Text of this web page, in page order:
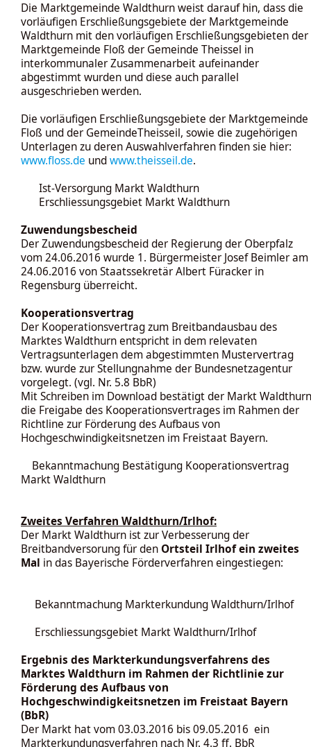
Die Marktgemeinde Waldthurn weist darauf hin, dass die
vorläufigen Erschließungsgebiete der Marktgemeinde
Waldthurn mit den vorläufigen Erschließungsgebieten der
Marktgemeinde Floß der Gemeinde Theissel in
interkommunaler Zusammenarbeit aufeinander
abgestimmt wurden und diese auch parallel
ausgeschrieben werden.
Die vorläufigen Erschließungsgebiete der Marktgemeinde
Floß und der GemeindeTheisseil, sowie die zugehörigen
Unterlagen zu deren Auswahlverfahren finden sie hier:
www.floss.de undwww.theisseil.de.
Ist-Versorgung Markt Waldthurn
Erschliessungsgebiet Markt Waldthurn
Zuwendungsbescheid
Der Zuwendungsbescheid der Regierung der Oberpfalz
vom 24.06.2016 wurde 1. Bürgermeister Josef Beimler am
24.06.2016 von Staatssekretär Albert Füracker in
Regensburg überreicht.
Kooperationsvertrag
Der Kooperationsvertrag zum Breitbandausbau des
Marktes Waldthurn entspricht in dem relevaten
Vertragsunterlagen dem abgestimmten Mustervertrag
bzw. wurde zur Stellungnahme der Bundesnetzagentur
vorgelegt. (vgl. Nr. 5.8 BbR)
Mit Schreiben im Download bestätigt der Markt Waldthurn
die Freigabe des Kooperationsvertrages im Rahmen der
Richtline zur Förderung des Aufbaus von
Hochgeschwindigkeitsnetzen im Freistaat Bayern.
Bekanntmachung Bestätigung Kooperationsvertrag
Markt Waldthurn
Zweites Verfahren Waldthurn/Irlhof:
Der Markt Waldthurn ist zur Verbesserung der
Breitbandversorung für den Ortsteil Irlhofein zweites
Mal in das Bayerische Förderverfahren eingestiegen:
Bekanntmachung Markterkundung Waldthurn/Irlhof
Erschliessungsgebiet Markt Waldthurn/Irlhof
Ergebnis des Markterkundungsverfahrens des
Marktes Waldthurn im Rahmen der Richtlinie zur
Förderung des Aufbaus von
Hochgeschwindigkeitsnetzen im Freistaat Bayern
(BbR)
Der Markt hat vom 03.03.2016 bis 09.05.2016 ein
Markterkundungsverfahren nach Nr. 4.3 ff. BbR